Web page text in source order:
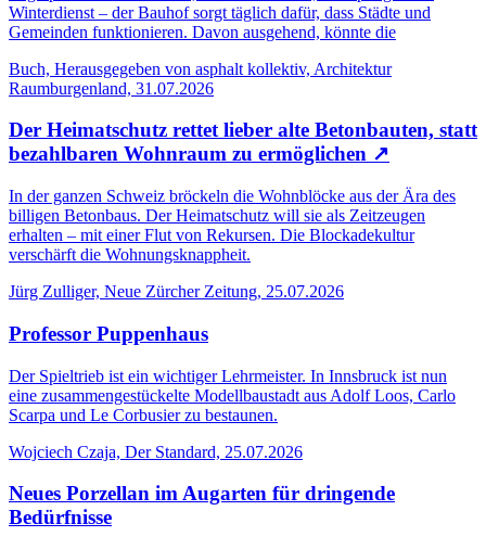
Winterdienst – der Bauhof sorgt täglich dafür, dass Städte und
Gemeinden funktionieren. Davon ausgehend, könnte die
Buch, Herausgegeben von asphalt kollektiv, Architektur
Raumburgenland, 31.07.2026
Der Heimatschutz rettet lieber alte Betonbauten, statt
bezahlbaren Wohnraum zu ermöglichen ↗
In der ganzen Schweiz bröckeln die Wohnblöcke aus der Ära des
billigen Betonbaus. Der Heimatschutz will sie als Zeitzeugen
erhalten – mit einer Flut von Rekursen. Die Blockadekultur
verschärft die Wohnungsknappheit.
Jürg Zulliger, Neue Zürcher Zeitung, 25.07.2026
Professor Puppenhaus
Der Spieltrieb ist ein wichtiger Lehrmeister. In Innsbruck ist nun
eine zusammengestückelte Modellbaustadt aus Adolf Loos, Carlo
Scarpa und Le Corbusier zu bestaunen.
Wojciech Czaja, Der Standard, 25.07.2026
Neues Porzellan im Augarten für dringende
Bedürfnisse